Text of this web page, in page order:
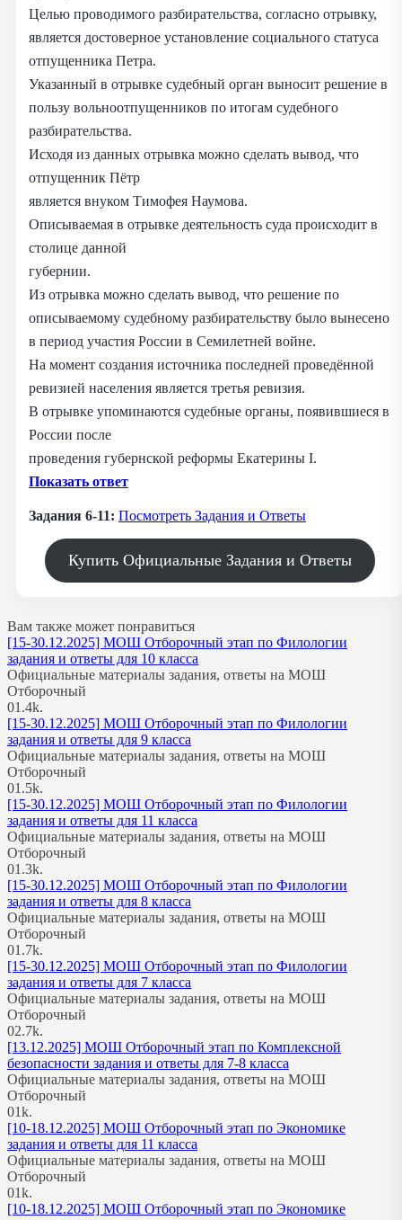
Целью проводимого разбирательства, согласно отрывку,
является достоверное установление социального статуса
отпущенника Петра.
Указанный в отрывке судебный орган выносит решение в
пользу вольноотпущенников по итогам судебного
разбирательства.
Исходя из данных отрывка можно сделать вывод, что
отпущенник Пётр
является внуком Тимофея Наумова.
Описываемая в отрывке деятельность суда происходит в
столице данной
губернии.
Из отрывка можно сделать вывод, что решение по
описываемому судебному разбирательству было вынесено
в период участия России в Семилетней войне.
На момент создания источника последней проведённой
ревизией населения является третья ревизия.
В отрывке упоминаются судебные органы, появившиеся в
России после
проведения губернской реформы Екатерины I.
Показать ответ
Задания 6-11: Посмотреть Задания и Ответы
Купить Официальные Задания и Ответы
Вам также может понравиться
[15-30.12.2025] МОШ Отборочный этап по Филологии
задания и ответы для 10 класса
Официальные материалы задания, ответы на МОШ
Отборочный
01.4k.
[15-30.12.2025] МОШ Отборочный этап по Филологии
задания и ответы для 9 класса
Официальные материалы задания, ответы на МОШ
Отборочный
01.5k.
[15-30.12.2025] МОШ Отборочный этап по Филологии
задания и ответы для 11 класса
Официальные материалы задания, ответы на МОШ
Отборочный
01.3k.
[15-30.12.2025] МОШ Отборочный этап по Филологии
задания и ответы для 8 класса
Официальные материалы задания, ответы на МОШ
Отборочный
01.7k.
[15-30.12.2025] МОШ Отборочный этап по Филологии
задания и ответы для 7 класса
Официальные материалы задания, ответы на МОШ
Отборочный
02.7k.
[13.12.2025] МОШ Отборочный этап по Комплексной
безопасности задания и ответы для 7-8 класса
Официальные материалы задания, ответы на МОШ
Отборочный
01k.
[10-18.12.2025] МОШ Отборочный этап по Экономике
задания и ответы для 11 класса
Официальные материалы задания, ответы на МОШ
Отборочный
01k.
[10-18.12.2025] МОШ Отборочный этап по Экономике